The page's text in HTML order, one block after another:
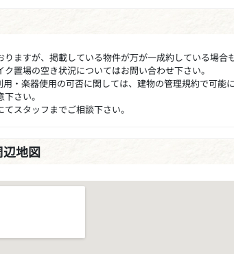
ますが、掲載している物件が万が一成約している場合
置場の空き状況についてはお問い合わせ下さい。
・楽器使用の可否に関しては、建物の管理規約で可能
さい。
スタッフまでご相談下さい。
辺地図